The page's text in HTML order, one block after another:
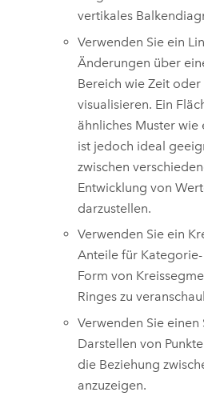
vertikales
Verwenden Sie ein
Änderungen über
Bereich wie Zeit oder
visualisieren. Ein
ähnliches Muster
ist jedoch ideal
zwischen
Entwicklung von
darzustellen.
Verwenden Sie ein
Anteile für
Form von
Ringes zu
Verwenden Sie
Darstellen von
die Beziehung
anzuzeigen.